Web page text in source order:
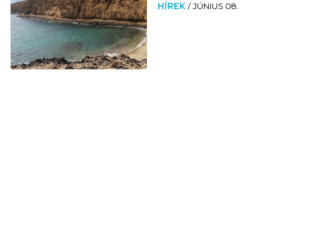
HÍREK /JÚNIUS 08.